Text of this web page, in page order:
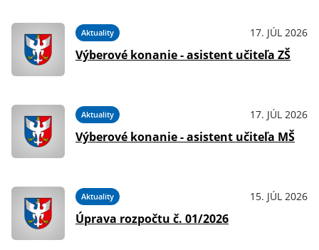
Aktuality 17. JÚL 2026
Výberové konanie - asistent učiteľa ZŠ
Aktuality 17. JÚL 2026
Výberové konanie - asistent učiteľa MŠ
Aktuality 15. JÚL 2026
Úprava rozpočtu č. 01/2026